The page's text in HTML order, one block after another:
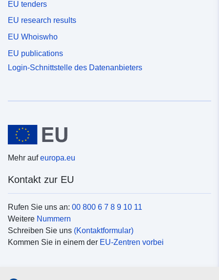
EU tenders
EU research results
EU Whoiswho
EU publications
Login-Schnittstelle des Datenanbieters
Mehr aufeuropa.eu
Kontakt zur EU
Rufen Sie uns an: 00 800 6 7 8 9 10 11
Weitere Nummern
Schreiben Sie uns (Kontaktformular)
Kommen Sie in einem der EU-Zentren vorbei